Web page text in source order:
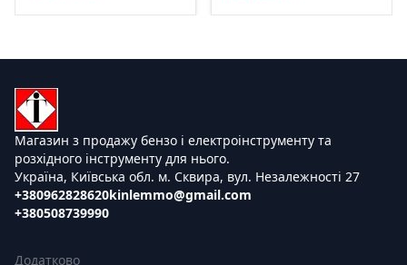
Магазин з продажу бензо і електроінструменту та
розхідного інструменту для нього.
Україна, Київська обл. м. Сквира, вул. Незалежності 27
+380962828620
+380508739990
kinlemmo@gmail.com
Додатково